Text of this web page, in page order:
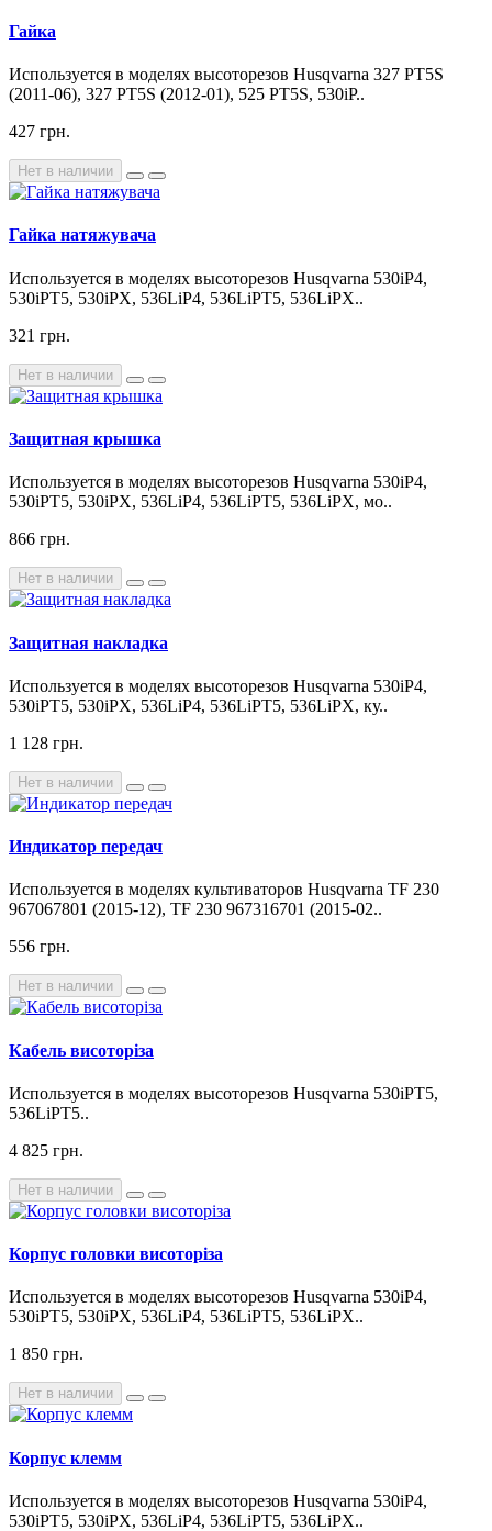
Гайка
Используется в моделях высоторезов Husqvarna 327 PT5S
(2011-06), 327 PT5S (2012-01), 525 PT5S, 530iP..
427 грн.
Нет в наличии
Гайка натяжувача
Используется в моделях высоторезов Husqvarna 530iP4,
530iPT5, 530iPX, 536LiP4, 536LiPT5, 536LiPX..
321 грн.
Нет в наличии
Защитная крышка
Используется в моделях высоторезов Husqvarna 530iP4,
530iPT5, 530iPX, 536LiP4, 536LiPT5, 536LiPX, мо..
866 грн.
Нет в наличии
Защитная накладка
Используется в моделях высоторезов Husqvarna 530iP4,
530iPT5, 530iPX, 536LiP4, 536LiPT5, 536LiPX, ку..
1 128 грн.
Нет в наличии
Индикатор передач
Используется в моделях культиваторов Husqvarna TF 230
967067801 (2015-12), TF 230 967316701 (2015-02..
556 грн.
Нет в наличии
Кабель висоторіза
Используется в моделях высоторезов Husqvarna 530iPT5,
536LiPT5..
4 825 грн.
Нет в наличии
Корпус головки висоторіза
Используется в моделях высоторезов Husqvarna 530iP4,
530iPT5, 530iPX, 536LiP4, 536LiPT5, 536LiPX..
1 850 грн.
Нет в наличии
Корпус клемм
Используется в моделях высоторезов Husqvarna 530iP4,
530iPT5, 530iPX, 536LiP4, 536LiPT5, 536LiPX..